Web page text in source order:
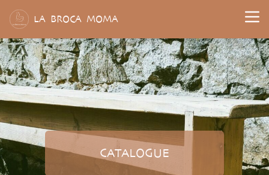
LA BROCA MOMA
CATALOGUE